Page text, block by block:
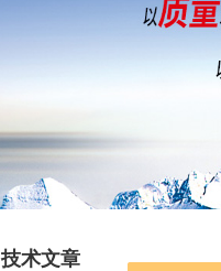
技术文章